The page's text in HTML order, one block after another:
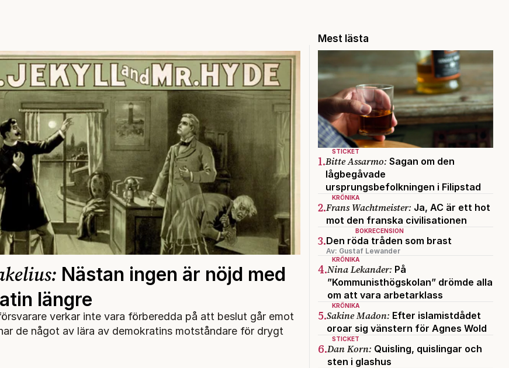
Nästan ingen är nöjd med
längre
verkar inte vara förberedda på att beslut går emot
de något av lära av demokratins motståndare för drygt
Mest lästa
STICKET
1.Bitte Assarmo: Sagan om den
lågbegåvade
ursprungsbefolkningen i Filipstad
KRÖNIKA
2.Frans Wachtmeister: Ja, AC är ett hot
mot den franska civilisationen
BOKRECENSION
3.Den röda tråden som brast
Av: Gustaf Lewander
KRÖNIKA
4.Nina Lekander: På
”Kommunisthögskolan” drömde alla
om att vara arbetarklass
KRÖNIKA
5.Sakine Madon: Efter islamistdådet
oroar sig vänstern för Agnes Wold
STICKET
6.Dan Korn: Quisling, quislingar och
sten i glashus